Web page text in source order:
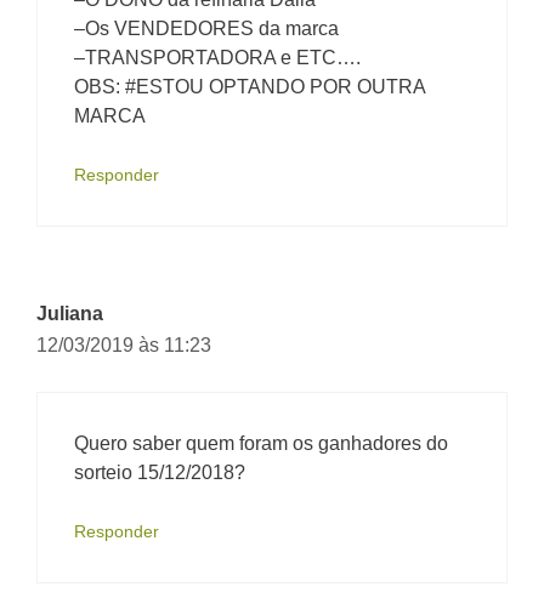
–Os VENDEDORES da marca
–TRANSPORTADORA e ETC….
OBS: #ESTOU OPTANDO POR OUTRA
MARCA
Responder
Juliana
12/03/2019 às 11:23
Quero saber quem foram os ganhadores do
sorteio 15/12/2018?
Responder